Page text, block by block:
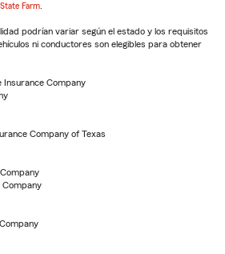
Farm
podrían variar según el estado y los requisitos
ni conductores son elegibles para obtener
Insurance Company
Company of Texas
Company